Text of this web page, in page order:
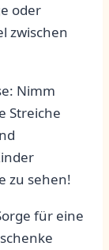
‌oder
zwischen
⁤Nimm⁤
Streiche
zu sehen!
für ‍eine